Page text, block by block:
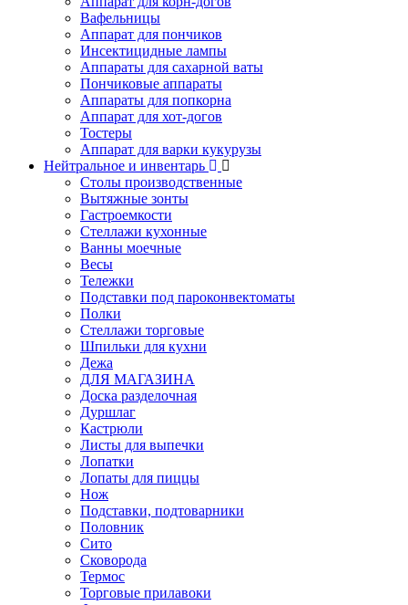
Вафельницы
Аппарат для пончиков
Инсектицидные лампы
Аппараты для сахарной ваты
Пончиковые аппараты
Аппараты для попкорна
Аппарат для хот-догов
Тостеры
Аппарат для варки кукурузы
Нейтральное и инвентарь
Столы производственные
Вытяжные зонты
Гастроемкости
Стеллажи кухонные
Ванны моечные
Весы
Тележки
Подставки под пароконвектоматы
Полки
Стеллажи торговые
Шпильки для кухни
Дежа
ДЛЯ МАГАЗИНА
Доска разделочная
Дуршлаг
Кастрюли
Листы для выпечки
Лопатки
Лопаты для пиццы
Нож
Подставки, подтоварники
Половник
Сито
Сковорода
Термос
Торговые прилавоки